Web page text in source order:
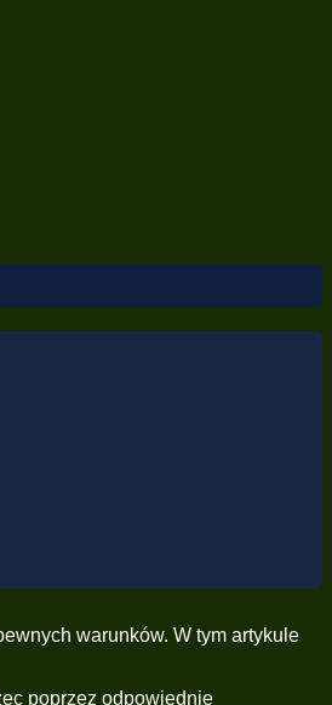
warunków. W tym artykule
poprzez odpowiednie